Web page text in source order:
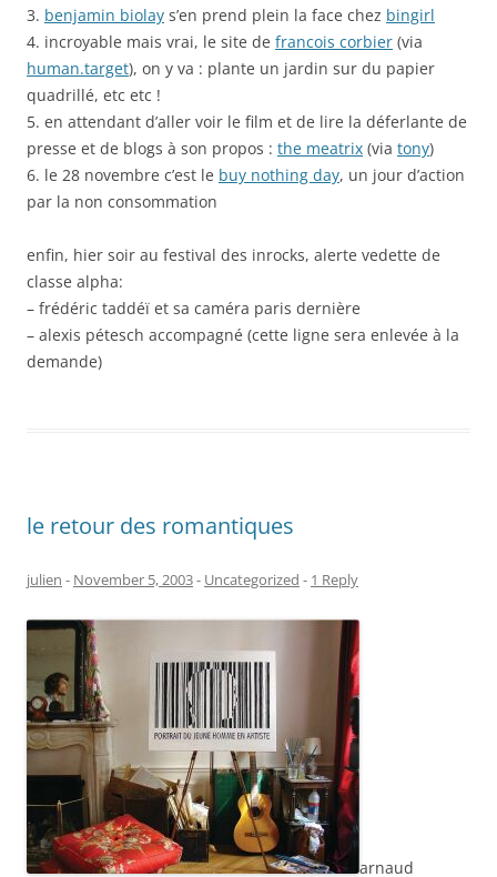
3. benjamin biolay s’en prend plein la face chez bingirl
4. incroyable mais vrai, le site de francois corbier (via
human.target), on y va : plante un jardin sur du papier
quadrillé, etc etc !
5. en attendant d’aller voir le film et de lire la déferlante de
presse et de blogs à son propos : the meatrix (via tony)
6. le 28 novembre c’est le buy nothing day, un jour d’action
par la non consommation
enfin, hier soir au festival des inrocks, alerte vedette de
classe alpha:
– frédéric taddéï et sa caméra paris dernière
– alexis pétesch accompagné (cette ligne sera enlevée à la
demande)
le retour des romantiques
julien - November 5, 2003- Uncategorized - 1 Reply
arnaud